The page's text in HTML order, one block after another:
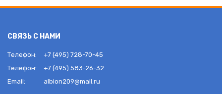
СВЯЗЬ С НАМИ
Телефон:
+7 (495) 728-70-45
Телефон:
+7 (495) 583-26-32
Email:
albion209@mail.ru